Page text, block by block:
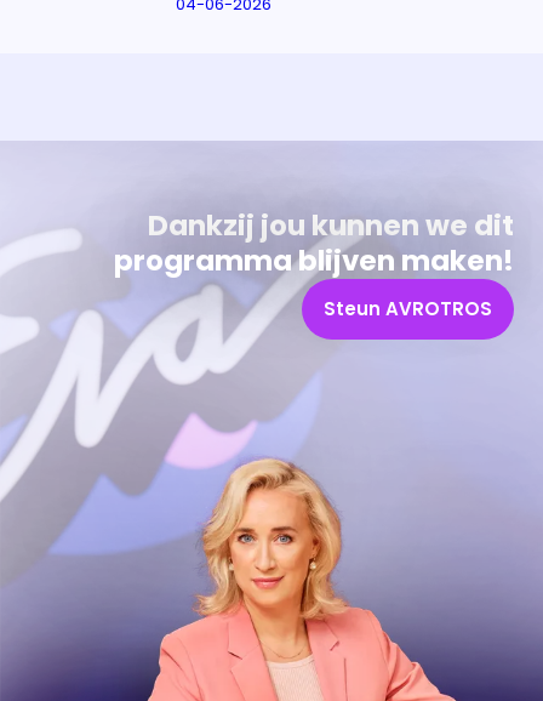
Dankzij jou kunnen we dit
programma blijven maken!
Steun AVROTROS